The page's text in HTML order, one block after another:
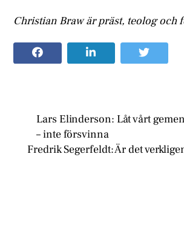
Christian Braw är präst, teolog och
Lars Elinderson: Låt vårt
– inte försvinna
Fredrik Segerfeldt: Är det